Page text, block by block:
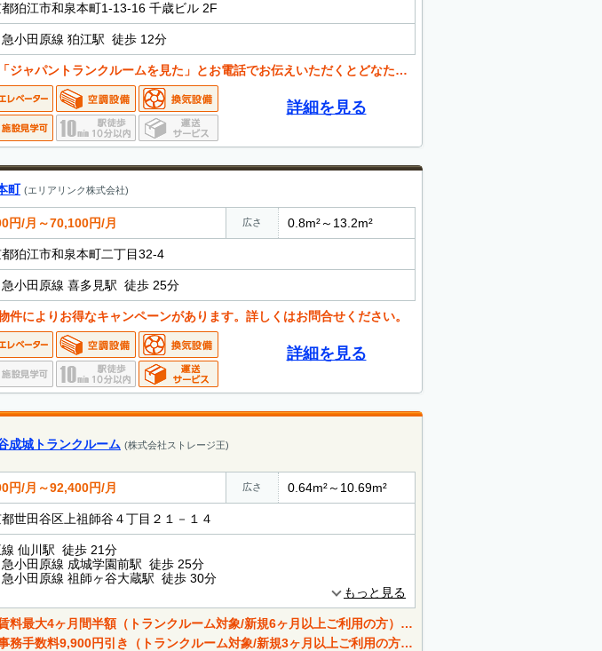
狛江市和泉本町1-13-16 千歳ビル 2F
小田原線 狛江駅 徒歩 12分
「ジャパントランクルームを見た」とお電話でお伝えいただくとどなたでも値引き可能。 お気軽にご相談ください。
詳細を見る
町 (エリアリンク株式会社)
円/月～70,100円/月 広さ 0.8m²～13.2m²
狛江市和泉本町二丁目32-4
小田原線 喜多見駅 徒歩 25分
件によりお得なキャンペーンがあります。詳しくはお問合せください。
詳細を見る
成城トランクルーム (株式会社ストレージ王)
円/月～92,400円/月 広さ 0.64m²～10.69m²
世田谷区上祖師谷４丁目２１－１４
仙川駅 徒歩 21分
小田原線 成城学園前駅 徒歩 25分
小田原線 祖師ヶ谷大蔵駅 徒歩 30分
もっと見る
料最大4ヶ月間半額（トランクルーム対象/新規6ヶ月以上ご利用の方）2026年8月末まで
務手数料9,900円引き（トランクルーム対象/新規3ヶ月以上ご利用の方）2026年8月末まで